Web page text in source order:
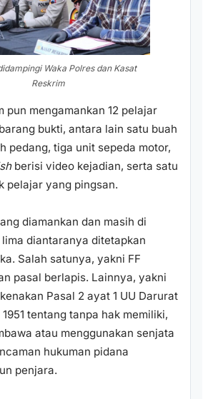
Waka Polres dan Kasat
Reskrim
pun mengamankan 12 pelajar
bukti, antara lain satu buah
pedang, tiga unit sepeda motor,
berisi video kejadian, serta satu
pelajar yang pingsan.
diamankan dan masih di
diantaranya ditetapkan
Salah satunya, yakni FF
pasal berlapis. Lainnya, yakni
Pasal 2 ayat 1 UU Darurat
1951 tentang tanpa hak memiliki,
atau menggunakan senjata
hukuman pidana
penjara.